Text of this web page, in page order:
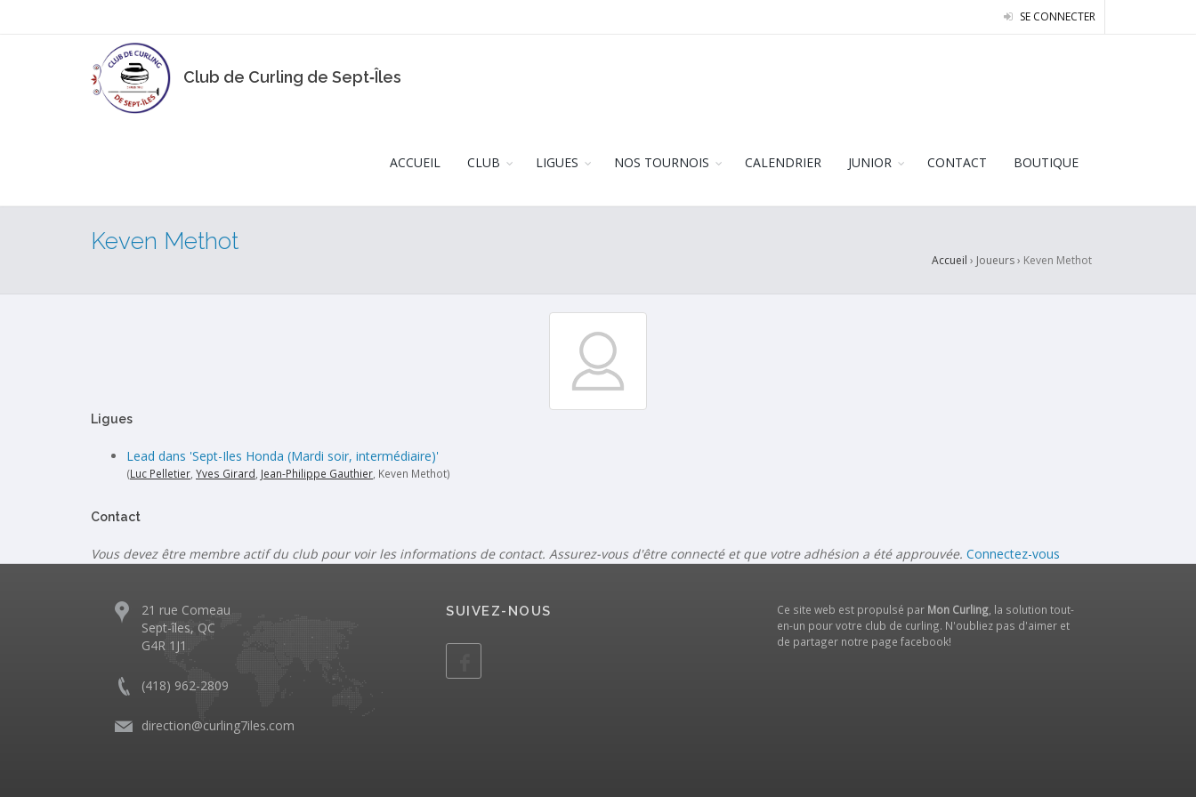
SE CONNECTER
Club de Curling de Sept‑Îles
ACCUEIL CLUB LIGUES NOS TOURNOIS CALENDRIER JUNIOR CONTACT BOUTIQUE
Keven Methot
Accueil › Joueurs › Keven Methot
Ligues
Lead dans 'Sept-Iles Honda (Mardi soir, intermédiaire)'
(Luc Pelletier Yves Girard Jean-Philippe Gauthier , Keven Methot)
Contact
Vous devez être membre actif du club pour voir les informations de contact. Assurez-vous d'être connecté et que votre adhésion a été approuvée. Connectez-vous
21 rue Comeau
Sept-îles, QC
G4R 1J1
(418) 962-2809
direction@curling7iles.com
SUIVEZ-NOUS Ce site web est propulsé par Mon Curling , la solution tout-
en-un pour votre club de curling. N'oubliez pas d'aimer et
de partager notre page facebook!